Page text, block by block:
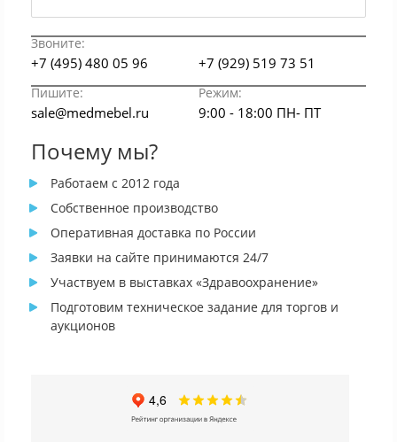
Звоните:
+7 (495) 480 05 96 +7 (929) 519 73 51
Пишите: Режим:
sale@medmebel.ru 9:00 - 18:00 ПН- ПТ
Почему мы?
Работаем с 2012 года
Собственное производство
Оперативная доставка по России
Заявки на сайте принимаются 24/7
Участвуем в выставках «Здравоохранение»
Подготовим техническое задание для торгов и
аукционов